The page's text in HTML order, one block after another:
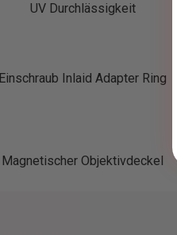
UV Durchlässigkeit
Einschraub Inlaid Adapter Ring
Magnetischer Objektivdeckel